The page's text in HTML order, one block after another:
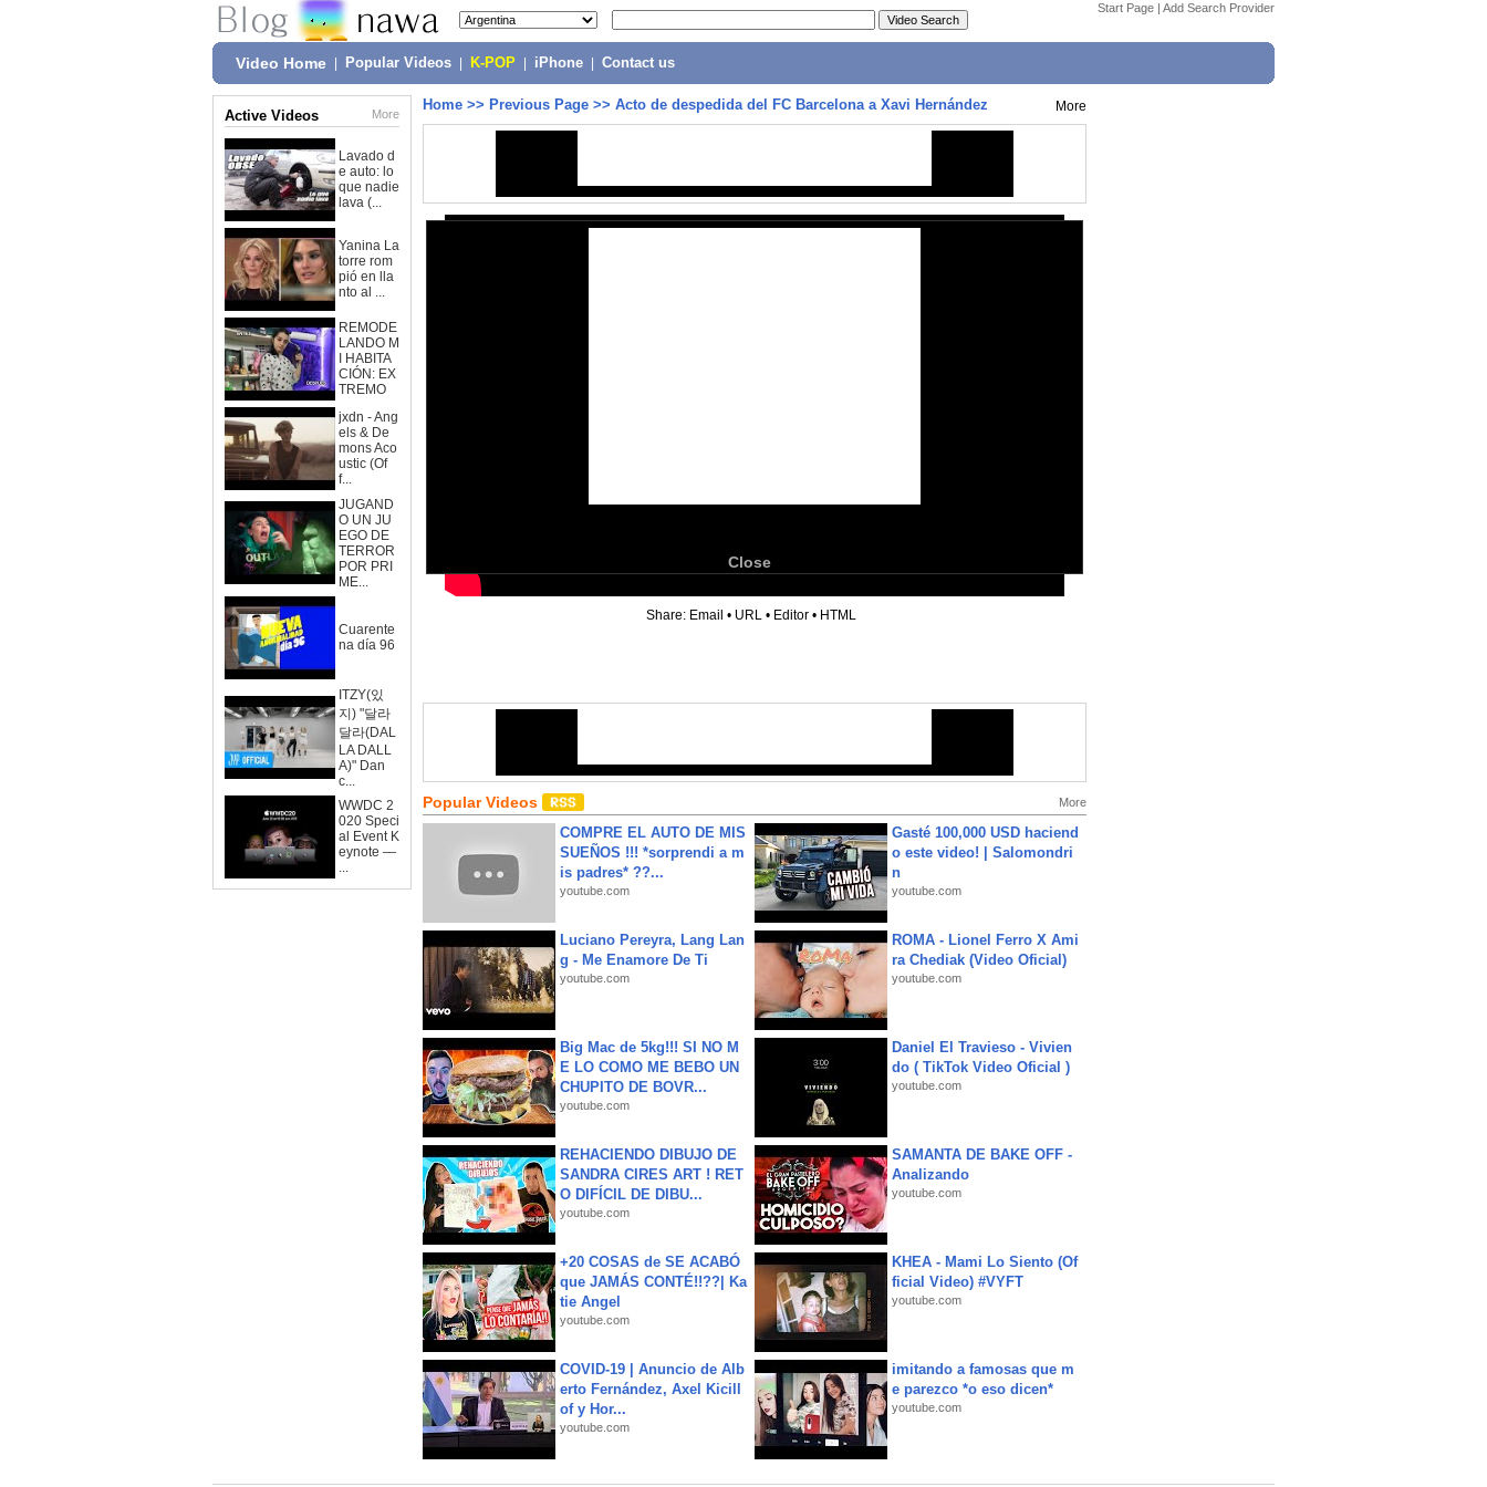
Start Page | Add Search Provider
Video Home Popular Videos K-POP iPhone Contact us
Active Videos More
Lavado d
e auto: lo
que nadie
lava (...
Yanina La
torre rom
pió en lla
nto al ...
REMODE
LANDO M
I HABITA
CIÓN: EX
TREMO
jxdn - Ang
els & De
mons Aco
ustic (Of
f...
JUGAND
O UN JU
EGO DE
TERROR
POR PRI
ME...
Cuarente
na día 96
ITZY(있
지) "달라
달라(DAL
LA DALL
A)" Dan
c...
WWDC 2
020 Speci
al Event K
eynote —
...
Home >> Previous Page >> Acto de despedida del FC Barcelona a Xavi Hernández More
Close
Share: Email • URL • Editor • HTML
Popular Videos More
COMPRE EL AUTO DE MIS
SUEÑOS !!! *sorprendi a m
is padres* ??...
youtube.com
Gasté 100,000 USD haciend
o este video! | Salomondri
n
youtube.com
Luciano Pereyra, Lang Lan
g - Me Enamore De Ti
youtube.com
ROMA - Lionel Ferro X Ami
ra Chediak (Video Oficial)
youtube.com
Big Mac de 5kg!!! SI NO M
E LO COMO ME BEBO UN
CHUPITO DE BOVR...
youtube.com
Daniel El Travieso - Vivien
do ( TikTok Video Oficial )
youtube.com
REHACIENDO DIBUJO DE
SANDRA CIRES ART ! RET
O DIFÍCIL DE DIBU...
youtube.com
SAMANTA DE BAKE OFF -
Analizando
youtube.com
+20 COSAS de SE ACABÓ
que JAMÁS CONTÉ!!??| Ka
tie Angel
youtube.com
KHEA - Mami Lo Siento (Of
ficial Video) #VYFT
youtube.com
COVID-19 | Anuncio de Alb
erto Fernández, Axel Kicill
of y Hor...
youtube.com
imitando a famosas que m
e parezco *o eso dicen*
youtube.com